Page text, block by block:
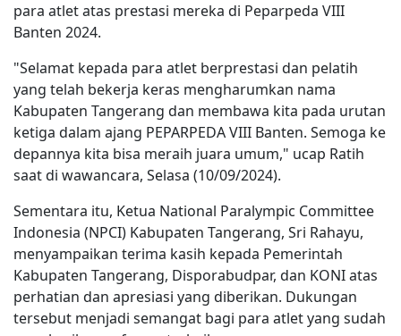
para atlet atas prestasi mereka di Peparpeda VIII
Banten 2024.
"Selamat kepada para atlet berprestasi dan pelatih
yang telah bekerja keras mengharumkan nama
Kabupaten Tangerang dan membawa kita pada urutan
ketiga dalam ajang PEPARPEDA VIII Banten. Semoga ke
depannya kita bisa meraih juara umum," ucap Ratih
saat di wawancara, Selasa (10/09/2024).
Sementara itu, Ketua National Paralympic Committee
Indonesia (NPCI) Kabupaten Tangerang, Sri Rahayu,
menyampaikan terima kasih kepada Pemerintah
Kabupaten Tangerang, Disporabudpar, dan KONI atas
perhatian dan apresiasi yang diberikan. Dukungan
tersebut menjadi semangat bagi para atlet yang sudah